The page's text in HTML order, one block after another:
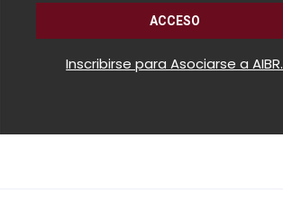
Inscribirse para Asociarse a AIBR.